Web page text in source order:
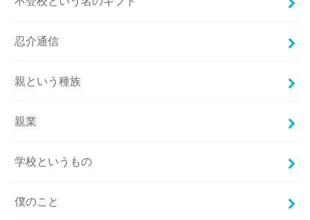
忍介通信
親という種族
親業
学校というもの
僕のこと